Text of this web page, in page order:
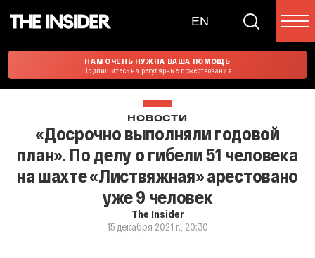
EN
НАМ ОЧЕНЬ НУЖНА ВАША ПОМОЩЬ
Подпишитесь на регулярные пожертвования
НОВОСТИ
«Досрочно выполняли годовой
план». По делу о гибели 51 человека
на шахте «Листвяжная» арестовано
уже 9 человек
The Insider
15 декабря 2021 г., 20:30